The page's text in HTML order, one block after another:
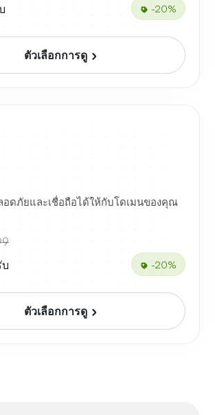
-20%
ตัวเลือกการดู
อดภัยและเชื่อถือได้ให้กับโดเมนของคุณ
-20%
ตัวเลือกการดู